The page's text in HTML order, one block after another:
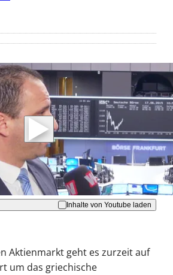
dieses Videos werden
Youtube übertragen.
Sie in derDatenschutzerklärung.
Akzeptieren
Inhalte von Youtube laden
Aktienmarkt geht es zurzeit auf
um das griechische